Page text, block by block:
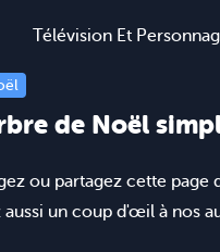
Télévision Et
de Noël
ou partagez cette
un coup d'œil à nos